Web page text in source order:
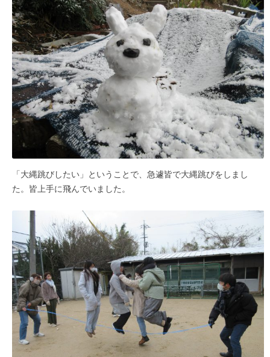
「大縄跳びしたい」ということで、急遽皆で大縄跳びをしまし
た。皆上手に飛んでいました。